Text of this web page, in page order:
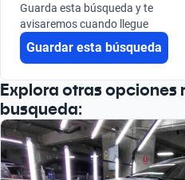
Busca por versión
Guarda esta búsqueda y te
avisaremos cuando llegue
Guardar esta búsqueda
Explora otras opciones
busqueda: